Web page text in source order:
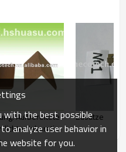
Aufbereitete
dekorative
Zusätze
with the best possible
analyze user behavior in
website for you.